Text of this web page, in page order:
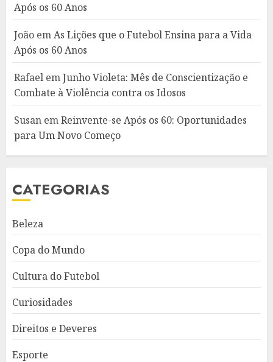
Após os 60 Anos
João emAs Lições que o Futebol Ensina para a Vida
Após os 60 Anos
Rafael emJunho Violeta: Mês de Conscientização e
Combate à Violência contra os Idosos
Susan emReinvente-se Após os 60: Oportunidades
para Um Novo Começo
CATEGORIAS
Beleza
Copa do Mundo
Cultura do Futebol
Curiosidades
Direitos e Deveres
Esporte